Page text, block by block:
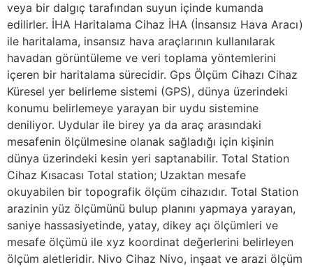
veya bir dalgıç tarafından suyun içinde kumanda
edilirler. İHA Haritalama Cihaz İHA (İnsansız Hava Aracı)
ile haritalama, insansız hava araçlarının kullanılarak
havadan görüntüleme ve veri toplama yöntemlerini
içeren bir haritalama sürecidir. Gps Ölçüm Cihazı Cihaz
Küresel yer belirleme sistemi (GPS), dünya üzerindeki
konumu belirlemeye yarayan bir uydu sistemine
deniliyor. Uydular ile birey ya da araç arasındaki
mesafenin ölçülmesine olanak sağladığı için kişinin
dünya üzerindeki kesin yeri saptanabilir. Total Station
Cihaz Kısacası Total station; Uzaktan mesafe
okuyabilen bir topografik ölçüm cihazıdır. Total Station
arazinin yüz ölçümünü bulup planını yapmaya yarayan,
saniye hassasiyetinde, yatay, dikey açı ölçümleri ve
mesafe ölçümü ile xyz koordinat değerlerini belirleyen
ölçüm aletleridir. Nivo Cihaz Nivo, inşaat ve arazi ölçüm